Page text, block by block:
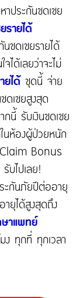
ประกันชดเชย
รายได้
ชดเชยรายได้
ได้เลยว่าจะไม่
ยได้ชุดนี้ จ่าย
ดเชยสูงสุด
รับเงินชดเชย
นห้องผู้ป่วยหนัก
Bonus
บไปเลย!
ะกันภัยปีต่ออายุ
ยุได้สูงสุดถึง
าแพทย์
ทุกที่ ทุกเวลา